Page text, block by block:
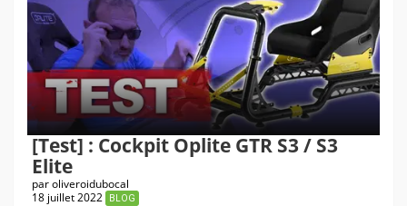
[Test] : Cockpit Oplite GTR S3 / S3
Elite
paroliveroidubocal
18 juillet 2022
BLOG